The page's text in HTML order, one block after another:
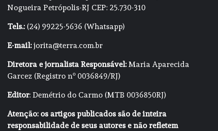
Nogueira Petrópolis-RJ CEP: 25.730-310
Tels.:(24) 99225-5636 (Whatsapp)
E-mail:jorita@terra.com.br
Diretora e jornalista Responsável:Maria Aparecida
Garcez (Registro nº 0036849/RJ)
Editor: Demétrio do Carmo (MTB 0036850RJ)
Atenção: os artigos publicados são de inteira
responsabilidade de seus autores e não refletem